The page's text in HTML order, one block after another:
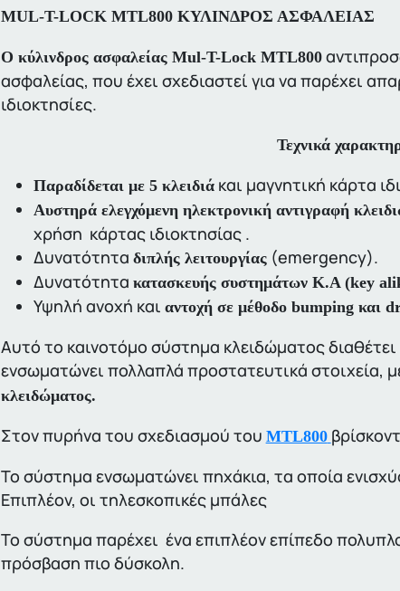
MUL-T-LOCK MTL800 ΚΥΛΙΝΔΡΟΣ ΑΣΦΑΛΕΙΑΣ
Ο κύλινδρος ασφαλείας Mul-T-Lock MTL800
ασφαλείας, που έχει σχεδιαστεί για να παρέχει
ιδιοκτησίες.
Τεχνικά
Παραδίδεται με 5 κλειδιάκαι μαγνητική κάρτα
Αυστηρά ελεγχόμενη ηλεκτρονική αντιγραφή
χρήση κάρτας ιδιοκτησίας .
Δυνατότητα διπλής λειτουργίας(emergency).
Δυνατότητα κατασκευής συστημάτων K.A (key
Υψηλή ανοχή και αντοχή σε μέθοδο bumping και
Αυτό το καινοτόμο σύστημα κλειδώματος
ενσωματώνει πολλαπλά προστατευτικά στοιχεία,
κλειδώματος.
Στον πυρήνα του σχεδιασμού του MTL800
Το σύστημα ενσωματώνει πηχάκια, τα οποία
Επιπλέον, οι τηλεσκοπικές μπάλες
Το σύστημα παρέχει ένα επιπλέον επίπεδο
πρόσβαση πιο δύσκολη.